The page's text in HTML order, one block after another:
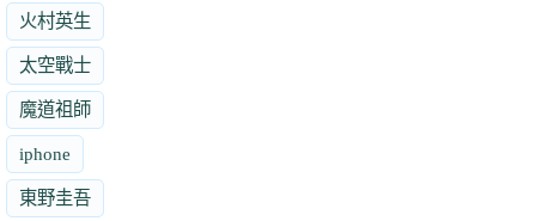
火村英生
太空戰士
魔道祖師
iphone
東野圭吾